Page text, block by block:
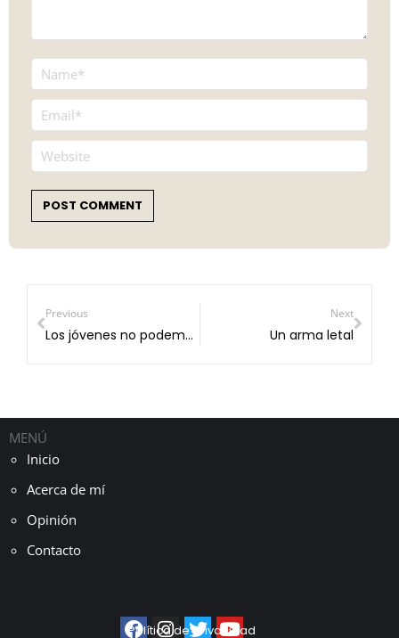
Name *
Email *
Website
POST COMMENT
Previous
Los jóvenes no podemos comprar casa
Next
Un arma letal
MENÚ
Inicio
Acerca de mí
Opinión
Contacto
Política de privacidad